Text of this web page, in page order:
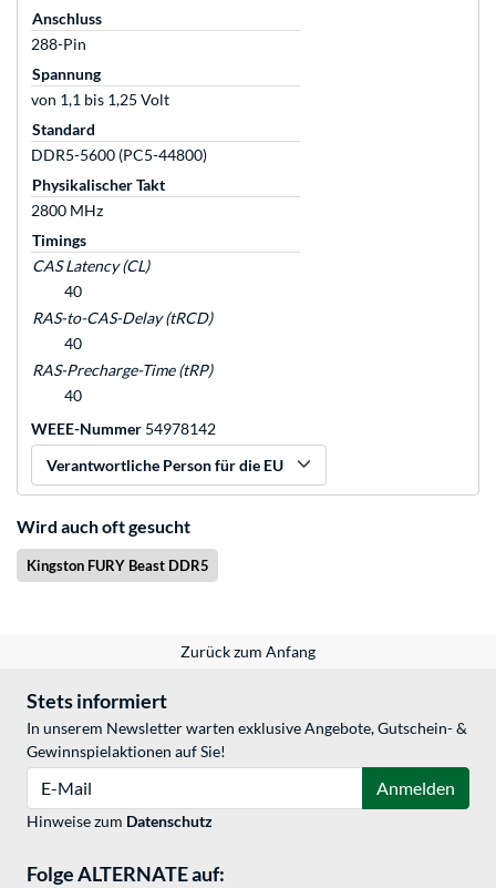
Anschluss
288-Pin
Spannung
von 1,1 bis 1,25 Volt
Standard
DDR5-5600 (PC5-44800)
Physikalischer Takt
2800 MHz
Timings
CAS Latency (CL)
40
RAS-to-CAS-Delay (tRCD)
40
RAS-Precharge-Time (tRP)
40
WEEE-Nummer 54978142
Verantwortliche Person für die EU
Wird auch oft gesucht
Kingston FURY Beast DDR5
Zurück zum Anfang
Stets informiert
In unserem Newsletter warten exklusive Angebote, Gutschein- &
Gewinnspielaktionen auf Sie!
Anmelden
Hinweise zum Datenschutz
Folge ALTERNATE auf: